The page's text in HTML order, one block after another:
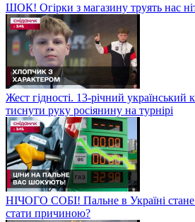
ШОК! Огірки з магазину труять нас
Жест гідності. 13-річний український
тиснути руку росіянину на турнірі
НІЧОГО СОБІ! Пальне в Україні
стати причиною?